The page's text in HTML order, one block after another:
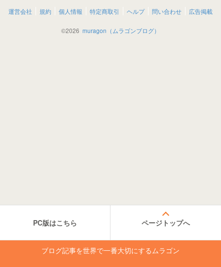
運営会社 規約 個人情報 特定商取引 ヘルプ 問い合わせ 広告掲載
©2026 muragon（ムラゴンブログ）
PC版はこちら ページトップへ
ブログ記事を世界で一番大切にするムラゴン